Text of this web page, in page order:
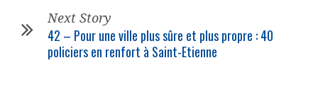
Next Story
42 – Pour une ville plus sûre et plus propre : 40
policiersen renfort à Saint-Etienne